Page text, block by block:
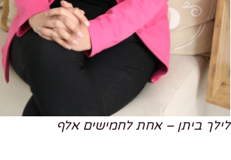
לילך ביתן – אחת לחמישים אלף